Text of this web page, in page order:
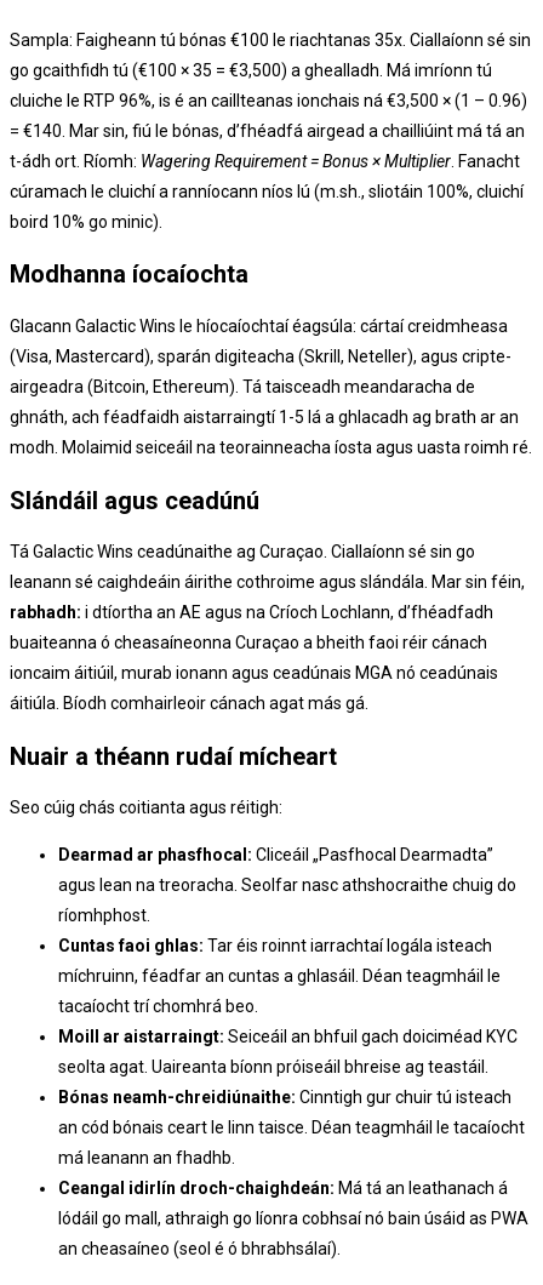
Sampla: Faigheann tú bónas €100 le riachtanas 35x. Ciallaíonn sé sin
go gcaithfidh tú (€100 × 35 = €3,500) a ghealladh. Má imríonn tú
cluiche le RTP 96%, is é an caillteanas ionchais ná €3,500 × (1 – 0.96)
= €140. Mar sin, fiú le bónas, d’fhéadfá airgead a chailliúint má tá an
t-ádh ort. Ríomh: Wagering Requirement = Bonus × Multiplier . Fanacht
cúramach le cluichí a ranníocann níos lú (m.sh., sliotáin 100%, cluichí
boird 10% go minic).
Modhanna íocaíochta
Glacann Galactic Wins le híocaíochtaí éagsúla: cártaí creidmheasa
(Visa, Mastercard), sparán digiteacha (Skrill, Neteller), agus cripte-
airgeadra (Bitcoin, Ethereum). Tá taisceadh meandaracha de
ghnáth, ach féadfaidh aistarraingtí 1-5 lá a ghlacadh ag brath ar an
modh. Molaimid seiceáil na teorainneacha íosta agus uasta roimh ré.
Slándáil agus ceadúnú
Tá Galactic Wins ceadúnaithe ag Curaçao. Ciallaíonn sé sin go
leanann sé caighdeáin áirithe cothroime agus slándála. Mar sin féin,
rabhadh: i dtíortha an AE agus na Críoch Lochlann, d’fhéadfadh
buaiteanna ó cheasaíneonna Curaçao a bheith faoi réir cánach
ioncaim áitiúil, murab ionann agus ceadúnais MGA nó ceadúnais
áitiúla. Bíodh comhairleoir cánach agat más gá.
Nuair a théann rudaí mícheart
Seo cúig chás coitianta agus réitigh:
Dearmad ar phasfhocal: Cliceáil „Pasfhocal Dearmadta”
agus lean na treoracha. Seolfar nasc athshocraithe chuig do
ríomhphost.
Cuntas faoi ghlas: Tar éis roinnt iarrachtaí logála isteach
míchruinn, féadfar an cuntas a ghlasáil. Déan teagmháil le
tacaíocht trí chomhrá beo.
Moill ar aistarraingt: Seiceáil an bhfuil gach doiciméad KYC
seolta agat. Uaireanta bíonn próiseáil bhreise ag teastáil.
Bónas neamh-chreidiúnaithe: Cinntigh gur chuir tú isteach
an cód bónais ceart le linn taisce. Déan teagmháil le tacaíocht
má leanann an fhadhb.
Ceangal idirlín droch-chaighdeán: Má tá an leathanach á
lódáil go mall, athraigh go líonra cobhsaí nó bain úsáid as PWA
an cheasaíneo (seol é ó bhrabhsálaí).